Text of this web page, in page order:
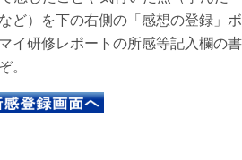
ど）を下の右側の「感想の登録」ボ
イ研修レポートの所感等記入欄の書
。